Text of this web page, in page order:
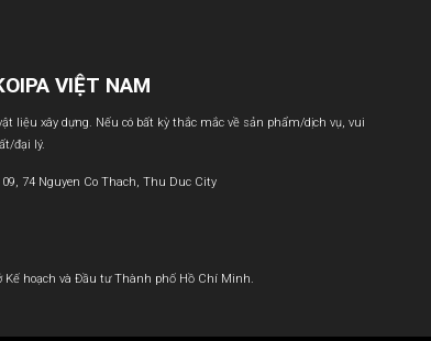
VIỆT NAM
liệu xây dựng. Nếu có bất kỳ thắc mắc về sản phẩm/dịch vụ, vui
đại lý.
74 Nguyen Co Thach, Thu Duc City
Kế hoạch và Đầu tư Thành phố Hồ Chí Minh.